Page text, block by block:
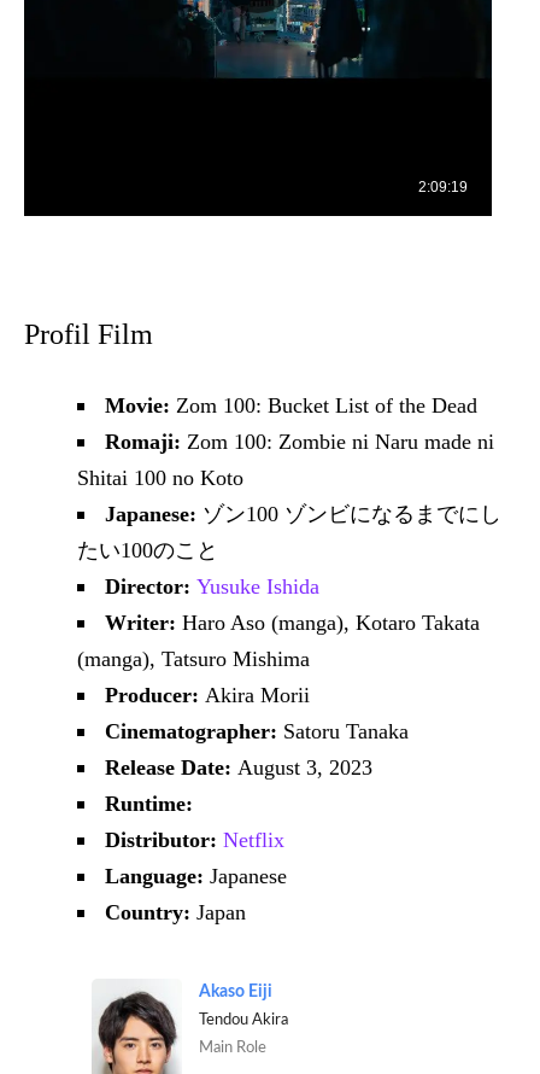
Profil Film
Movie: Zom 100: Bucket List of the Dead
Romaji: Zom 100: Zombie ni Naru made ni
Shitai 100 no Koto
Japanese: ゾン100 ゾンビになるまでにし
たい100のこと
Director: Yusuke Ishida
Writer: Haro Aso (manga), Kotaro Takata
(manga), Tatsuro Mishima
Producer: Akira Morii
Cinematographer: Satoru Tanaka
Release Date: August 3, 2023
Runtime:
Distributor: Netflix
Language: Japanese
Country: Japan
Akaso Eiji
Tendou Akira
Main Role